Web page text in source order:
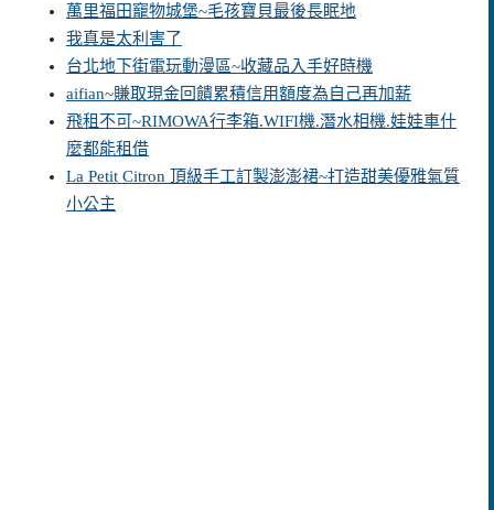
萬里福田竉物城堡~毛孩寶貝最後長眠地
我真是太利害了
台北地下街電玩動漫區~收藏品入手好時機
aifian~賺取現金回饋累積信用額度為自己再加薪
飛租不可~RIMOWA行李箱.WIFI機.潛水相機.娃娃車什
麼都能租借
La Petit Citron 頂級手工訂製澎澎裙~打造甜美優雅氣質
小公主